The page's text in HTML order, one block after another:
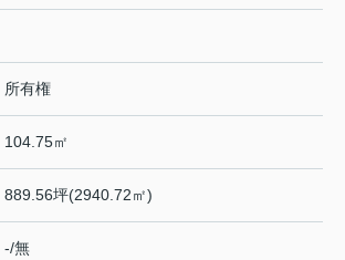
所有権
104.75㎡
889.56坪(2940.72㎡)
-/無